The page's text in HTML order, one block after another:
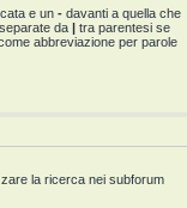
e un - davanti a quella che
da | tra parentesi se
abbreviazione per parole
la ricerca nei subforum